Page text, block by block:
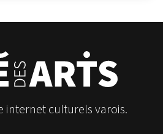
internet culturels varois.